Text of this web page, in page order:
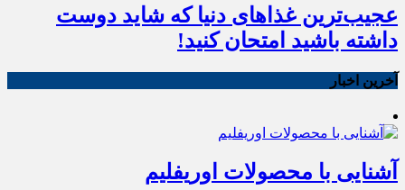
عجیب‌ترین غذاهای دنیا که شاید دوست
داشته باشید امتحان کنید!
آخرین اخبار
آشنایی با محصولات اوریفلیم